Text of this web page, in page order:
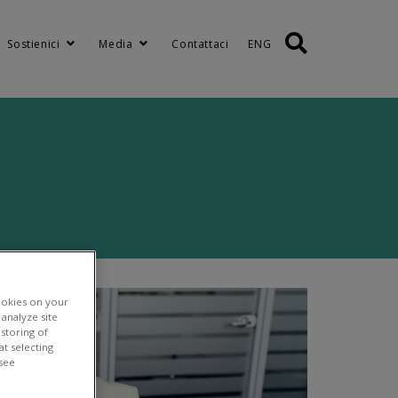
Sostienici Media Contattaci ENG
on your
site
storing of
selecting